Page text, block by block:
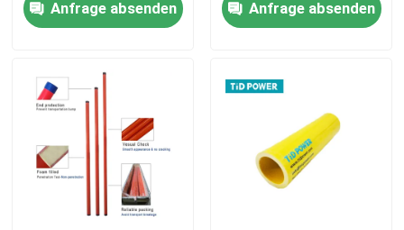
Zu Hause
Produkte
Über uns
Glasfaserrohr
Anfrage absenden
direkter Leitung
Anfrage absenden